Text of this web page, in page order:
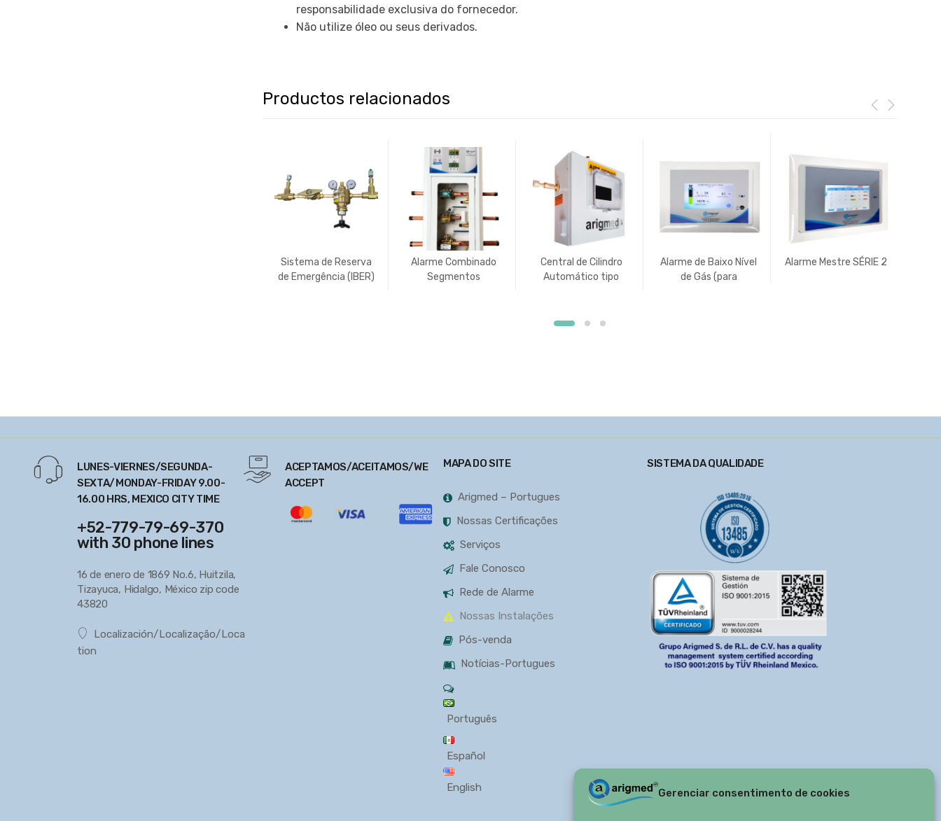
Gerenciar consentimento de cookies
responsabilidade exclusiva do fornecedor.
Não utilize óleo ou seus derivados.
Productos relacionados
Sistema de Reserva
de Emergência (IBER)
Alarme Combinado
Segmentos
Central de Cilindro
Automático tipo
Alarme de Baixo Nível
de Gás (para
Alarme Mestre SÉRIE 2
LUNES-VIERNES/SEGUNDA-
SEXTA/MONDAY-FRIDAY 9.00-
16.00 HRS, MEXICO CITY TIME
+52-779-79-69-370
with 30 phone lines
16 de enero de 1869 No.6, Huitzila,
Tizayuca, Hidalgo, México zip code
43820
Localización/Localização/Loca
tion
ACEPTAMOS/ACEITAMOS/WE
ACCEPT
MAPA DO SITE
Arigmed – Portugues
Nossas Certificações
Serviços
Fale Conosco
Rede de Alarme
Nossas Instalações
Pós-venda
Notícias-Portugues
Português
Español
English
SISTEMA DA QUALIDADE